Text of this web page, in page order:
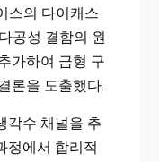
스의 다이캐스
공성 결함의 원
가하여 금형 구
론을 도출했다.
각수 채널을 추
정에서 합리적